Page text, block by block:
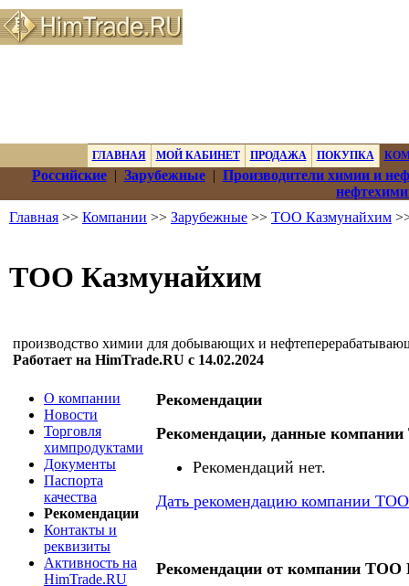
ГЛАВНАЯ МОЙ КАБИНЕТ ПРОДАЖА ПОКУПКА
Российские| Зарубежные| Производители химии и
Главная >> Компании >> Зарубежные >> ТОО Казмунайхим
ТОО Казмунайхим
производство химии для добывающих и
Работает на HimTrade.RU с 14.02.2024
О компании
Новости
Торговля
химпродуктами
Документы
Паспорта
качества
Рекомендации
Контакты и
реквизиты
Активность на
HimTrade.RU
Рекомендации
Рекомендации, данные
Рекомендаций нет.
Дать рекомендацию компании
Рекомендации от компании ТОО